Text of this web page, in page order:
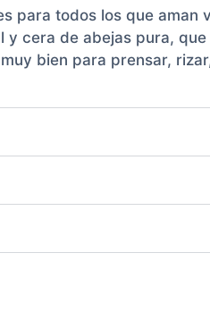
para todos los que aman
cera de abejas pura,
bien para prensar,